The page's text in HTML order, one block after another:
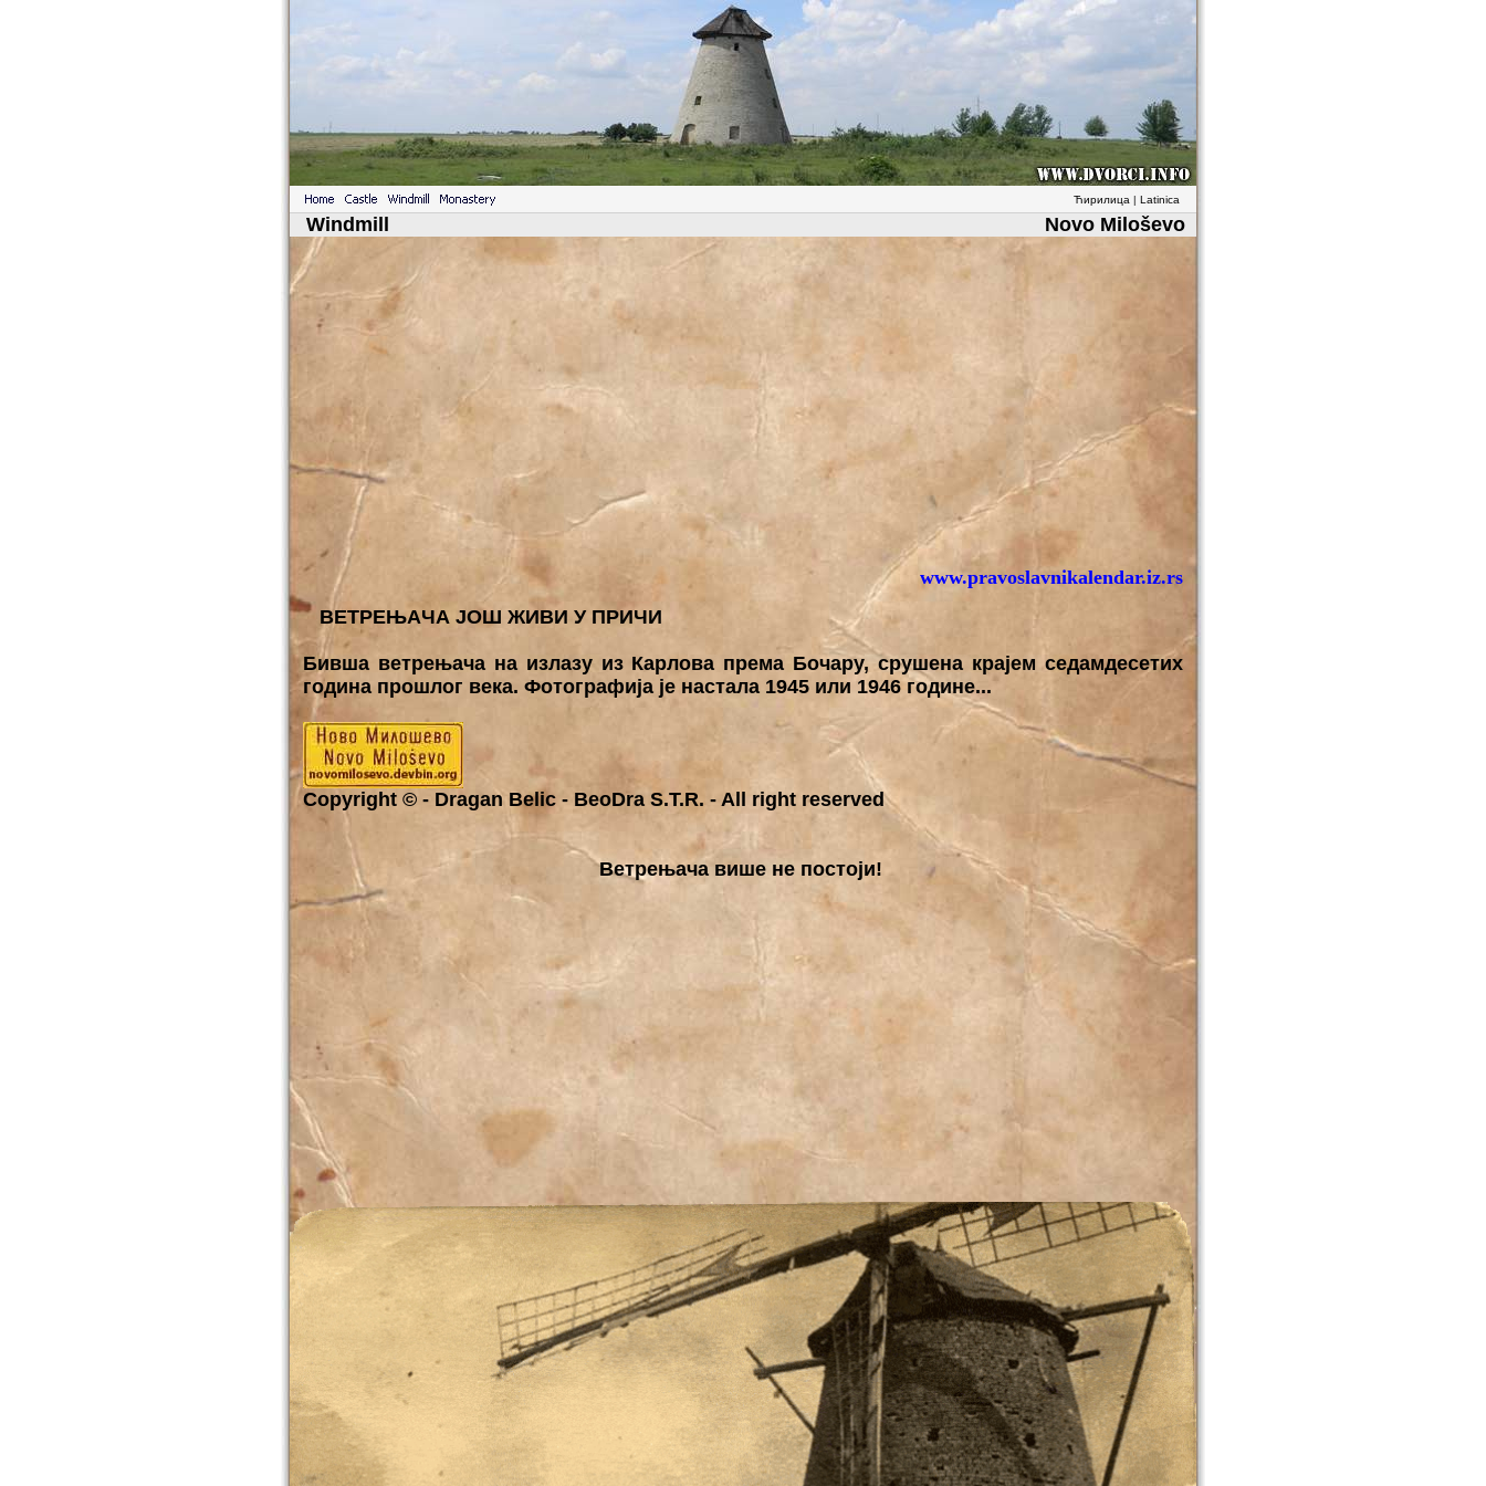
Ћирилица | Latinica
Windmill Novo Miloševo
www.pravoslavnikalendar.iz.rs
ВЕТРЕЊAЧА ЈОШ ЖИВИ У ПРИЧИ
Бивша ветрењача на излазу из Карлова према Бочару, срушена крајем седамдесетих
година прошлог века. Фотографија је настала 1945 или 1946 године...
Copyright © - Dragan Belic - BeoDra S.T.R. - All right reserved
Ветрењача више не постоји!